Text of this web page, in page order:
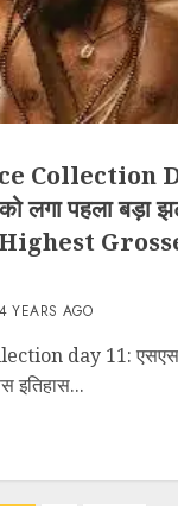
Collection
लगा पहला बड़ा
Highest
4 YEARS AGO
day 11: एसएस
इतिहास...